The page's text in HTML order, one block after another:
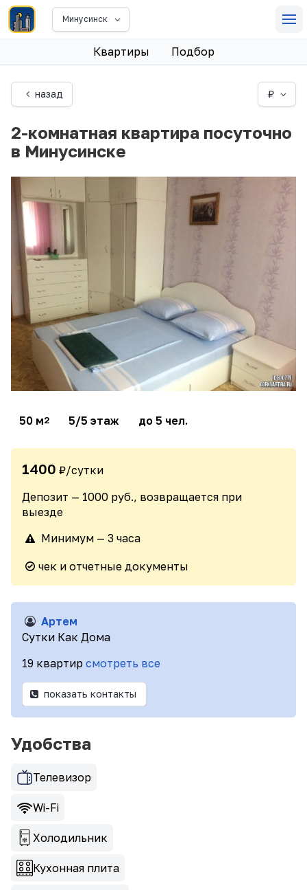
Минусинск
Квартиры Подбор
назад ₽
2-комнатная квартира посуточно
в Минусинске
50 м2 5/5 этаж до 5 чел.
1400 ₽/сутки
Депозит — 1000 руб., возвращается при
выезде
Минимум — 3 часа
чек и отчетные документы
Артем
Сутки Как Дома
19 квартир смотреть все
показать контакты
Удобства
Телевизор
Wi-Fi
Холодильник
Кухонная плита